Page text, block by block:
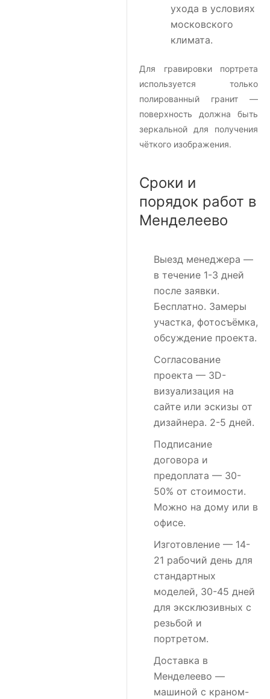
ухода в условиях
московского
климата.
Для гравировки портрета
используется только
полированный гранит —
поверхность должна быть
зеркальной для получения
чёткого изображения.
Сроки и
порядок работ в
Менделеево
Выезд менеджера —
в течение 1-3 дней
после заявки.
Бесплатно. Замеры
участка, фотосъёмка,
обсуждение проекта.
Согласование
проекта — 3D-
визуализация на
сайте или эскизы от
дизайнера. 2-5 дней.
Подписание
договора и
предоплата — 30-
50% от стоимости.
Можно на дому или в
офисе.
Изготовление — 14-
21 рабочий день для
стандартных
моделей, 30-45 дней
для эксклюзивных с
резьбой и
портретом.
Доставка в
Менделеево —
машиной с краном-